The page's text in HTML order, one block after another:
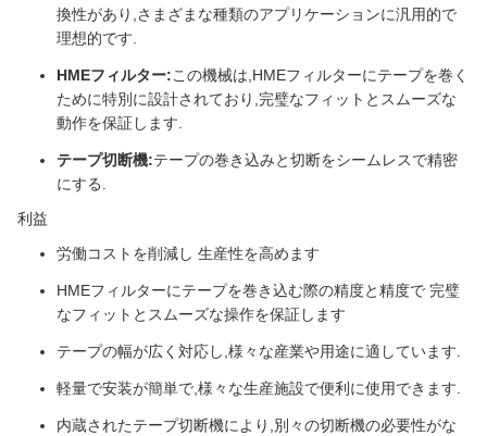
換性があり,さまざまな種類のアプリケーションに汎用的で
理想的です.
HMEフィルター:この機械は,HMEフィルターにテープを巻く
ために特別に設計されており,完璧なフィットとスムーズな
動作を保証します.
テープ切断機:テープの巻き込みと切断をシームレスで精密
にする.
利益
労働コストを削減し 生産性を高めます
HMEフィルターにテープを巻き込む際の精度と精度で 完璧
なフィットとスムーズな操作を保証します
テープの幅が広く対応し,様々な産業や用途に適しています.
軽量で安装が簡単で,様々な生産施設で便利に使用できます.
内蔵されたテープ切断機により,別々の切断機の必要性がな